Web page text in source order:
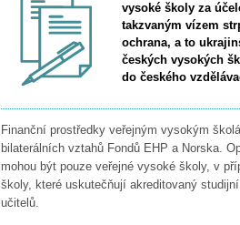
vysoké školy za
takzvaným vízem
ochrana, a to
českých vysokých
do českého
Finanční prostředky veřejným vysokým
bilaterálních vztahů Fondů EHP a Norska.
mohou být pouze veřejné vysoké školy, v
školy, které uskutečňují akreditovaný
učitelů.